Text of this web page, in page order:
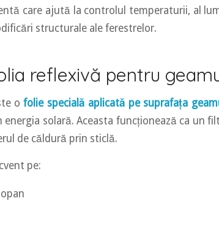
care ajută la controlul temperaturii, al
structurale ale ferestrelor.
reflexivă pentru
ofolie specială aplicată pe suprafața
energia solară. Aceasta funcționează ca un
de căldură prin sticlă.
pe: